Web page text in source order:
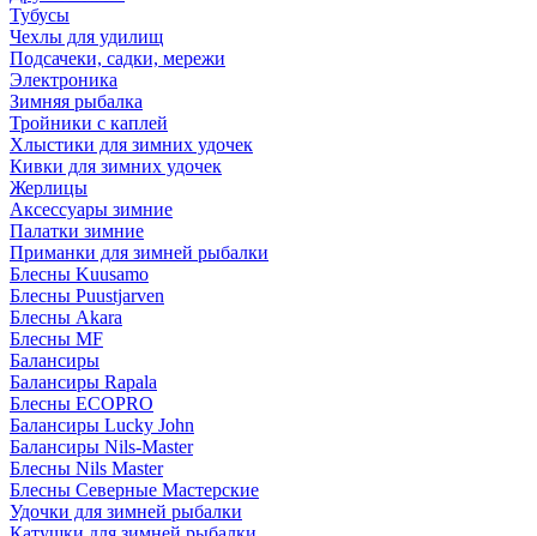
Тубусы
Чехлы для удилищ
Подсачеки, садки, мережи
Электроника
Зимняя рыбалка
Тройники с каплей
Хлыстики для зимних удочек
Кивки для зимних удочек
Жерлицы
Аксессуары зимние
Палатки зимние
Приманки для зимней рыбалки
Блесны Kuusamo
Блесны Puustjarven
Блесны Akara
Блесны MF
Балансиры
Балансиры Rapala
Блесны ECOPRO
Балансиры Lucky John
Балансиры Nils-Master
Блесны Nils Master
Блесны Северные Мастерские
Удочки для зимней рыбалки